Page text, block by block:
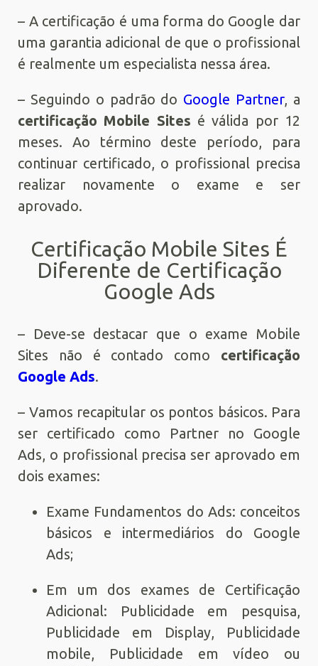
– A certificação é uma forma do Google dar
uma garantia adicional de que o profissional
é realmente um especialista nessa área.
– Seguindo o padrão do Google Partner, a
certificação Mobile Sites é válida por 12
meses. Ao término deste período, para
continuar certificado, o profissional precisa
realizar novamente o exame e ser
aprovado.
Certificação Mobile Sites É
Diferente de Certificação
Google Ads
– Deve-se destacar que o exame Mobile
Sites não é contado como certificação
Google Ads.
– Vamos recapitular os pontos básicos. Para
ser certificado como Partner no Google
Ads, o profissional precisa ser aprovado em
dois exames:
Exame Fundamentos do Ads: conceitos
básicos e intermediários do Google
Ads;
Em um dos exames de Certificação
Adicional: Publicidade em pesquisa,
Publicidade em Display, Publicidade
mobile, Publicidade em vídeo ou